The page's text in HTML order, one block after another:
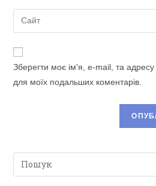
користувача,
щоб
прокоментувати
електронну
адресу,
прокоментувати
Введіть
URL-
адресу
Зберегти моє ім'я, e-mail, та
для моїх подальших коментарів.